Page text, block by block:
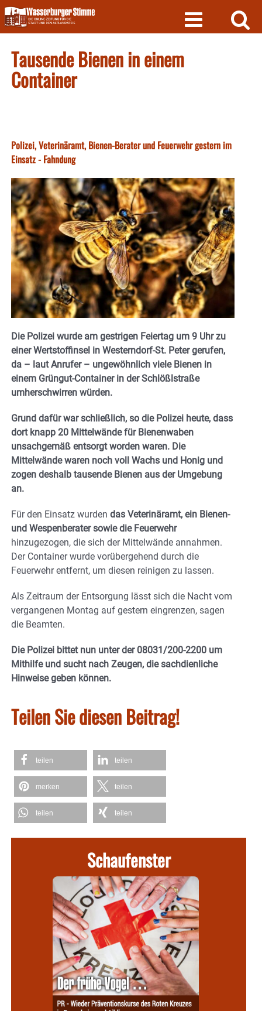
Skip
to
content
Tausende Bienen in einem
Container
Polizei, Veterinäramt, Bienen-Berater und Feuerwehr gestern im
Einsatz - Fahndung
Die Polizei wurde am gestrigen Feiertag um 9 Uhr zu
einer Wertstoffinsel in Westerndorf-St. Peter gerufen,
da – laut Anrufer – ungewöhnlich viele Bienen in
einem Grüngut-Container in der Schlößlstraße
umherschwirren würden.
Grund dafür war schließlich, so die Polizei heute, dass
dort knapp 20 Mittelwände für Bienenwaben
unsachgemäß entsorgt worden waren. Die
Mittelwände waren noch voll Wachs und Honig und
zogen deshalb tausende Bienen aus der Umgebung
an.
Für den Einsatz wurden das Veterinäramt, ein Bienen-
und Wespenberater sowie die Feuerwehr
hinzugezogen, die sich der Mittelwände annahmen.
Der Container wurde vorübergehend durch die
Feuerwehr entfernt, um diesen reinigen zu lassen.
Als Zeitraum der Entsorgung lässt sich die Nacht vom
vergangenen Montag auf gestern eingrenzen, sagen
die Beamten.
Die Polizei bittet nun unter der 08031/200-2200 um
Mithilfe und sucht nach Zeugen, die sachdienliche
Hinweise geben können.
Teilen Sie diesen Beitrag!
teilen teilen
merken teilen
teilen teilen
Schaufenster